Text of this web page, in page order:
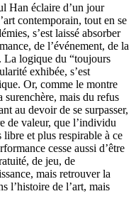
Han éclaire d’un jour
contemporain, tout en se
s’est laissé absorber
de l’événement, de la
La logique du “toujours
exhibée, s’est
Or, comme le montre
mais du refus
au devoir de se surpasser,
de valeur, que l’individu
et plus respirable à ce
cesse aussi d’être
de jeu, de
mais retrouver la
l’histoire de l’art, mais